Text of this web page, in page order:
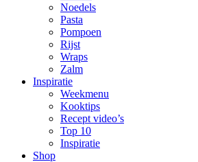
Noedels
Pasta
Pompoen
Rijst
Wraps
Zalm
Inspiratie
Weekmenu
Kooktips
Recept video’s
Top 10
Inspiratie
Shop